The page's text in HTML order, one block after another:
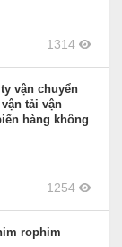
1314
vận chuyển
tải vận
hàng không
1254
rophim